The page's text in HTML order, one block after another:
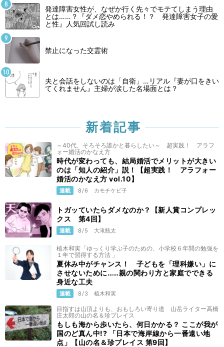
発達障害女性が、なぜか行く先々でモテてしまう理由
とは……？『ダメ恋やめられる！？ 発達障害女子の愛
と性』人気回試し読み
禁止になった交霊術
夫と会話をしないのは「自衛」…リアル『妻が口をきい
てくれません』主婦が涙した名場面とは？
新着記事
～40代、そろそろ誰かと暮らしたい～ 超実践！ アラフ
ォー婚活のかなえ方
時代が変わっても、結局婚活でメリットが大きい
のは「知人の紹介」説！【超実践！ アラフォー
婚活のかなえ方 vol.10】
連載 8/6 カモチケビ子
トガッていたらダメなのか？【新人賞コンプレッ
クス 第4回】
連載 8/5 大滝瓶太
植木和実「ゆっくり学ぶ子のための、小学校６年間の勉強を
１年で習得する方法 」
夏休み中がチャンス！ 子どもを「理科嫌い」に
させないために……親の関わり方と家庭でできる
身近な工夫
連載 8/3 植木和実
目指すは山頂よりも、おもしろい寄り道 山岳ライター高橋
庄太郎の山の名＆珍プレイス
もしも海から歩いたら、何日かかる？ ここが我が
国のど真ん中!? 「日本で海岸線から一番遠い地
点」【山の名＆珍プレイス 第9回】